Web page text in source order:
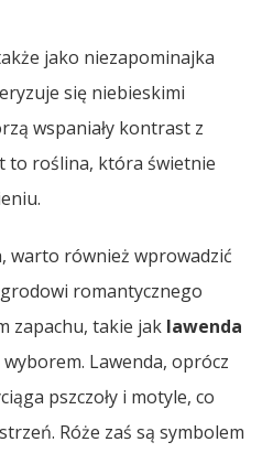
jako niezapominajka
się niebieskimi
wspaniały kontrast z
to roślina, która świetnie
warto również wprowadzić
romantycznego
zapachu, takie jak lawenda
Lawenda, oprócz
pszczoły i motyle, co
Róże zaś są symbolem